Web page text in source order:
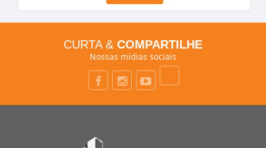
CURTA & COMPARTILHE
Nossas mídias sociais